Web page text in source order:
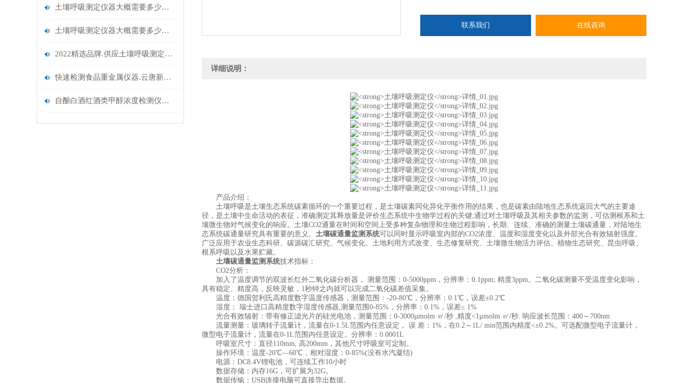
土壤呼吸测定仪器大概需要多少钱.2023云唐仪器报价
土壤呼吸测定仪器大概需要多少钱.2023云唐智能新款
2022精选品牌.供应土壤呼吸测定仪哪家好.推荐山东云唐
快速检测食品重金属仪器.云唐新品升级
自酿白酒红酒类甲醇浓度检测仪器@选择云唐白酒甲醇乙醇检测仪
联系我们 在线咨询
详细说明：
产品介绍：
土壤呼吸是土壤生态系统碳素循环的一个重要过程，是土壤碳素同化异化平衡作用的结果，也是碳素由陆地生态系统返回大气的主要途
径，是土壤中生命活动的表征，准确测定其释放量是评价生态系统中生物学过程的关键;通过对土壤呼吸及其相关参数的监测，可估测根系和土
壤微生物对气候变化的响应。土壤CO2通量在时间和空间上受多种复杂物理和生物过程影响，长期、连续、准确的测量土壤碳通量，对陆地生
态系统碳通量研究具有重要的意义。 土壤碳通量监测系统可以同时显示呼吸室内部的CO2浓度、温度和湿度变化以及外部光合有效辐射强度。
广泛应用于农业生态科研、碳源碳汇研究、气候变化、土地利用方式改变、生态修复研究、土壤微生物活力评估、植物生态研究、昆虫呼吸、
根系呼吸以及水果贮藏。
土壤碳通量监测系统技术指标：
CO2分析：
加入了温度调节的双波长红外二氧化碳分析器， 测量范围：0-5000ppm，分辨率：0.1ppm; 精度3ppm。二氧化碳测量不受温度变化影响，
具有稳定、精度高，反映灵敏，1秒钟之内就可以完成二氧化碳差值采集。
温度：德国贺利氏高精度数字温度传感器，测量范围：-20-80℃，分辨率：0.1℃，误差±0.2℃
湿度： 瑞士进口高精度数字湿度传感器,测量范围0-85%，分辨率：0.1%，误差≤ 1%
光合有效辐射：带有修正滤光片的硅光电池，测量范围：0-3000µmolm ㎡/秒 ,精度<1µmolm ㎡/秒. 响应波长范围：400～700nm
流量测量：玻璃转子流量计，流量在0-1.5L范围内任意设定， 误 差：1%，在0.2～1L/ min范围内精度<±0.2%。可选配微型电子流量计，
微型电子流量计，流量在0-1L范围内任意设定。分辨率：0.0001L
呼吸室尺寸：直径110mm, 高200mm，其他尺寸呼吸室可定制。
操作环境：温度-20℃—60℃，相对湿度：0-85%(没有水汽凝结)
电源：DC8.4V锂电池，可连续工作10小时
数据存储：内存16G，可扩展为32G。
数据传输：USB连接电脑可直接导出数据。